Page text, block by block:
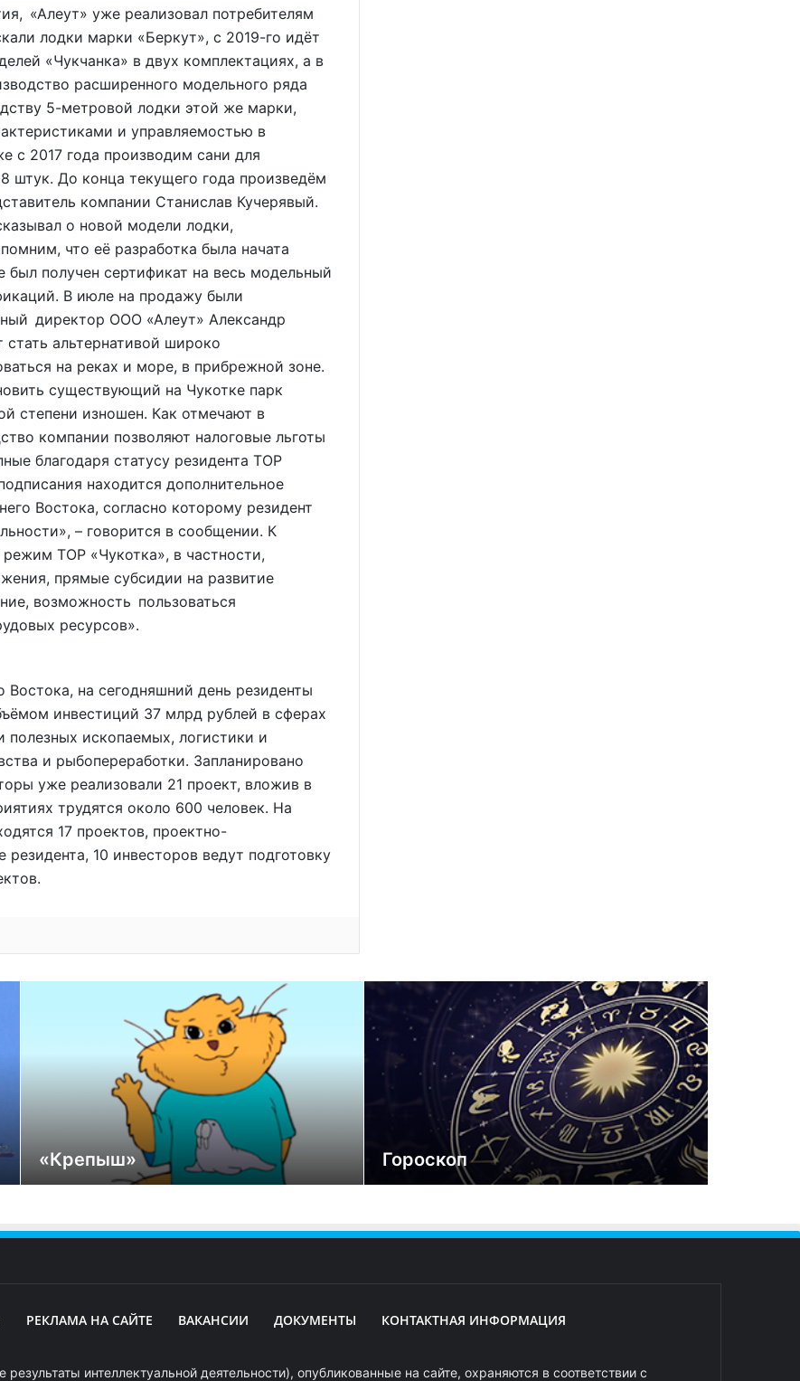
«Алеут» уже реализовал потребителям
лодки марки «Беркут», с 2019-го идёт
«Чукчанка» в двух комплектациях, а в
расширенного модельного ряда
5-метровой лодки этой же марки,
и управляемостью в
с 2017 года производим сани для
штук. До конца текущего года произведём
компании Станислав Кучерявый.
о новой модели лодки,
что её разработка была начата
получен сертификат на весь модельный
В июле на продажу были
директор ООО «Алеут» Александр
стать альтернативой широко
на реках и море, в прибрежной зоне.
существующий на Чукотке парк
степени изношен. Как отмечают в
компании позволяют налоговые льготы
благодаря статусу резидента ТОР
находится дополнительное
Востока, согласно которому резидент
– говорится в сообщении. К
ТОР «Чукотка», в частности,
прямые субсидии на развитие
возможность пользоваться
ресурсов».
на сегодняшний день резиденты
инвестиций 37 млрд рублей в сферах
ископаемых, логистики и
и рыбопереработки. Запланировано
уже реализовали 21 проект, вложив в
трудятся около 600 человек. На
17 проектов, проектно-
10 инвесторов ведут подготовку
«Крепыш» Гороскоп
РЕКЛАМА НА САЙТЕ ВАКАНСИИ ДОКУМЕНТЫ КОНТАКТНАЯ ИНФОРМАЦИЯ
интеллектуальной деятельности), опубликованные на сайте, охраняются в соответствии с